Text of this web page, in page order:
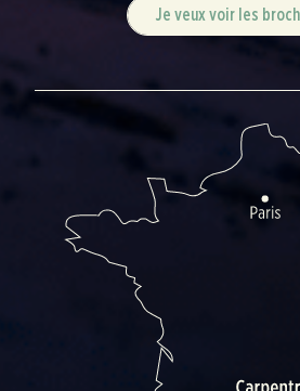
Je veux voir les